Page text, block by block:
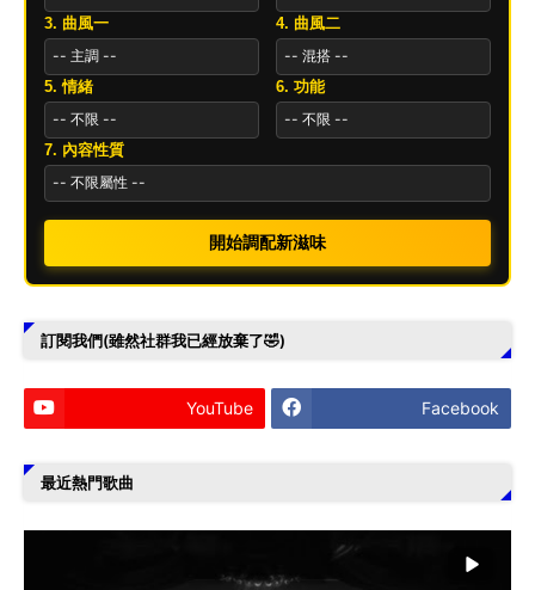
3. 曲風一 4. 曲風二
5. 情緒 6. 功能
7. 內容性質
開始調配新滋味
訂閱我們(雖然社群我已經放棄了🤣)
YouTube Facebook
最近熱門歌曲